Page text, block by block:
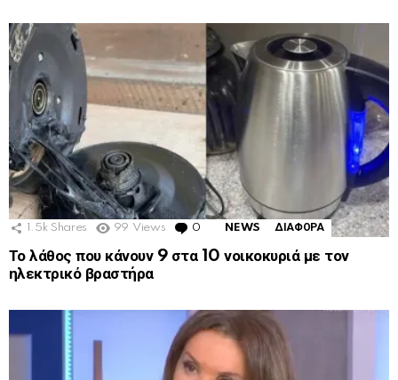
1.5k Shares 99 Views 0 Comments
NEWS ΔΙΑΦΟΡΑ
Το λάθος που κάνουν 9 στα 10 νοικοκυριά με τον
ηλεκτρικό βραστήρα